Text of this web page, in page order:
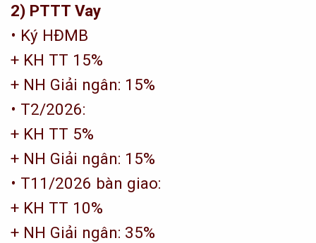
2) PTTT Vay
• Ký HĐMB
+ KH TT 15%
+ NH Giải ngân: 15%
• T2/2026:
+ KH TT 5%
+ NH Giải ngân: 15%
• T11/2026 bàn giao:
+ KH TT 10%
+ NH Giải ngân: 35%